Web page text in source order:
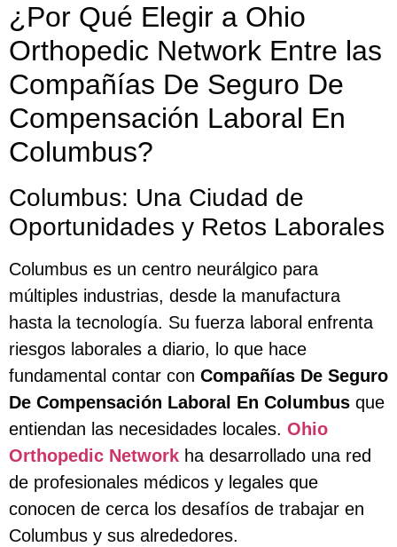
¿Por Qué Elegir a Ohio
Orthopedic Network Entre las
Compañías De Seguro De
Compensación Laboral En
Columbus?
Columbus: Una Ciudad de
Oportunidades y Retos Laborales
Columbus es un centro neurálgico para
múltiples industrias, desde la manufactura
hasta la tecnología. Su fuerza laboral enfrenta
riesgos laborales a diario, lo que hace
fundamental contar con Compañías De Seguro
De Compensación Laboral En Columbus que
entiendan las necesidades locales. Ohio
Orthopedic Network ha desarrollado una red
de profesionales médicos y legales que
conocen de cerca los desafíos de trabajar en
Columbus y sus alrededores.